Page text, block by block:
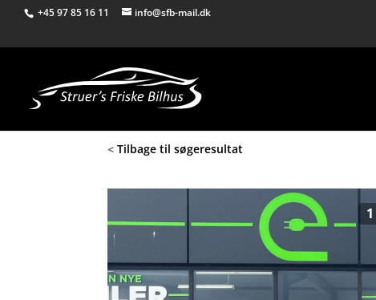
+45 97 85 16 11 info@sfb-mail.dk
<Tilbage til søgeresultat
1